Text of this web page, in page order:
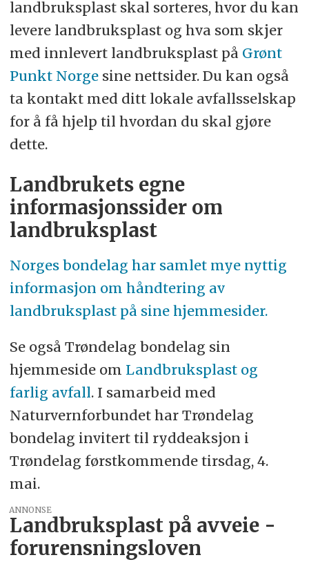
landbruksplast skal sorteres, hvor du kan
levere landbruksplast og hva som skjer
med innlevert landbruksplast på Grønt
Punkt Norgesine nettsider. Du kan også
ta kontakt med ditt lokale avfallsselskap
for å få hjelp til hvordan du skal gjøre
dette.
Landbrukets egne
informasjonssider om
landbruksplast
Norges bondelag har samlet mye nyttig
informasjon om håndtering av
landbruksplast på sine hjemmesider.
Se også Trøndelag bondelag sin
hjemmeside om Landbruksplast og
farlig avfall. I samarbeid med
Naturvernforbundet har Trøndelag
bondelag invitert til ryddeaksjon i
Trøndelag førstkommende tirsdag, 4.
mai.
ANNONSE
Landbruksplast på avveie -
forurensningsloven